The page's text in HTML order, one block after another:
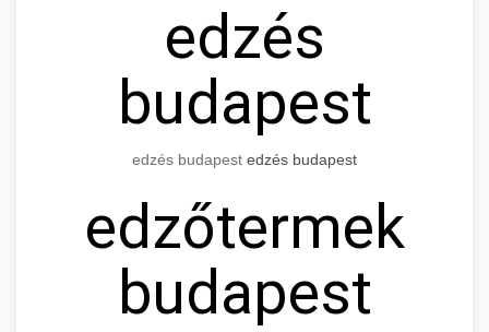
edzés
budapest
edzés budapest edzés budapest
edzőtermek
budapest